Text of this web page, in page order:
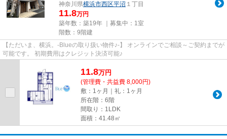
神奈川県横浜市西区平沼 １丁目
11.8万円
築年数：築19年 ｜募集中： 1室
階数：9階建
【ただいま、横浜。-Blueの取り扱い物件♪-】 オンラインでご相談～ご契約までが
可能です。 初期費用はクレジット決済可能♪
11.8万円
(管理費・共益費 8,000円)
敷：1ヶ月｜礼：1ヶ月
所在階：6階
間取り：1LDK
面積：41.48㎡